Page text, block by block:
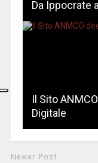
Da Ippocrate
Il Sito
Digitale
Newer Post